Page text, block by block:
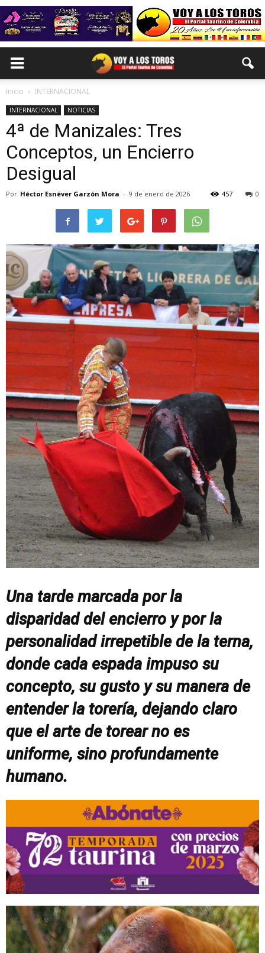
Inicio INTERNACIONAL
INTERNACIONAL NOTICIAS
4ª de Manizales: Tres
Conceptos, un Encierro
Desigual
Por Héctor Esnéver Garzón Mora - 9 de enero de 2026 0
457
Una tarde marcada por la
disparidad del encierro y por la
personalidad irrepetible de la terna,
donde cada espada impuso su
concepto, su gusto y su manera de
entender la torería, dejando claro
que el arte de torear no es
uniforme, sino profundamente
humano.